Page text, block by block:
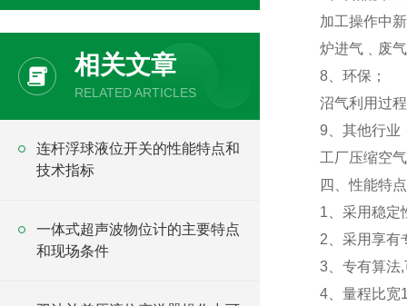
相关文章
RELATED ARTICLES
连杆浮球液位开关的性能特点和
技术指标
一体式超声波物位计的主要特点
和现场条件
加工操作中
炉进气﹑废
8、环保；
沼气利用过
9、其他行业
工厂压缩空
四、性能特
1、采用稳定
2、采用享有
3、专有算法
4、量程比宽